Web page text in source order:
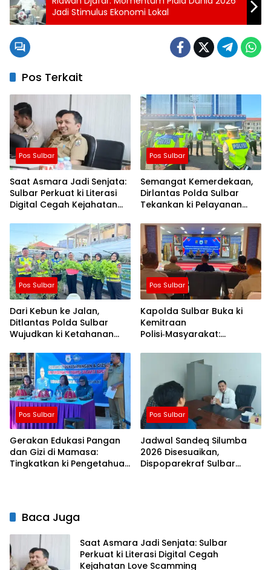
Jadi Stimulus Ekonomi Lokal
Pos Terkait
Pos Sulbar
Saat Asmara Jadi Senjata:
Sulbar Perkuat ki Literasi
Digital Cegah Kejahatan
Pos Sulbar
Semangat Kemerdekaan,
Dirlantas Polda Sulbar
Tekankan ki Pelayanan
Menyentuh Hati
Pos Sulbar
Dari Kebun ke Jalan,
Ditlantas Polda Sulbar
Wujudkan ki Ketahanan
untuk Masyarakat
Pos Sulbar
Kapolda Sulbar Buka ki
Kemitraan
Polisi‑Masyarakat:
Penularan TBC
Pos Sulbar
Gerakan Edukasi Pangan
dan Gizi di Mamasa:
Tingkatkan ki Pengetahuan
Pos Sulbar
Jadwal Sandeq Silumba
2026 Disesuaikan,
Dispoparekraf Sulbar
Baca Juga
Saat Asmara Jadi Senjata: Sulbar
Perkuat ki Literasi Digital Cegah
Kejahatan Love Scamming